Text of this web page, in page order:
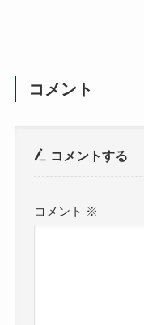
コメント
コメントする
コメント ※